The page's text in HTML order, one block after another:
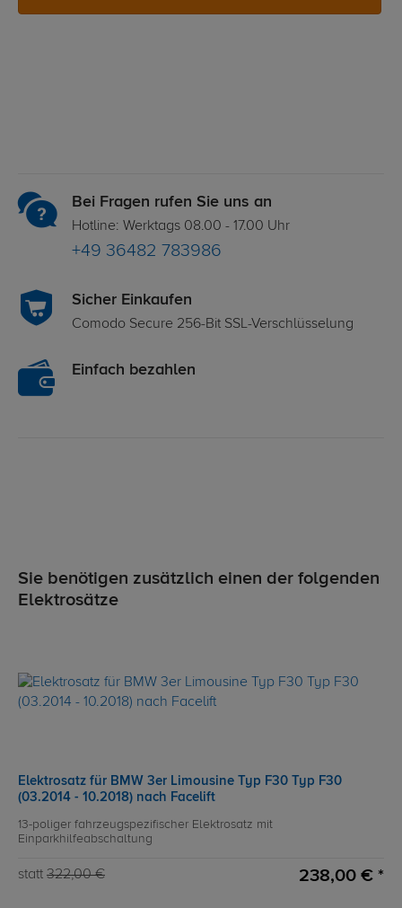
Bei Fragen rufen Sie uns an
Hotline: Werktags 08.00 - 17.00 Uhr
+49 36482 783986
Sicher Einkaufen
Comodo Secure 256-Bit SSL-Verschlüsselung
Einfach bezahlen
Sie benötigen zusätzlich einen der folgenden
Elektrosätze
Elektrosatz für BMW 3er Limousine Typ F30 Typ F30
(03.2014 - 10.2018) nach Facelift
13-poliger fahrzeugspezifischer Elektrosatz mit
Einparkhilfeabschaltung
statt 322,00 € 238,00 € *